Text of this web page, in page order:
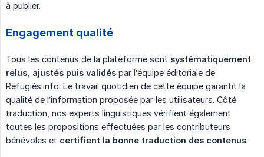
à publier.
Engagement qualité
Tous les contenus de la plateforme sont systématiquement
relus, ajustés puis validés par l’équipe éditoriale de
Réfugiés.info. Le travail quotidien de cette équipe garantit la
qualité de l’information proposée par les utilisateurs. Côté
traduction, nos experts linguistiques vérifient également
toutes les propositions effectuées par les contributeurs
bénévoles et certifient la bonne traduction des contenus.